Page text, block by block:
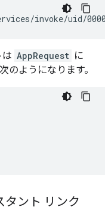
は AppRequest に
のようになります。
タント リンク